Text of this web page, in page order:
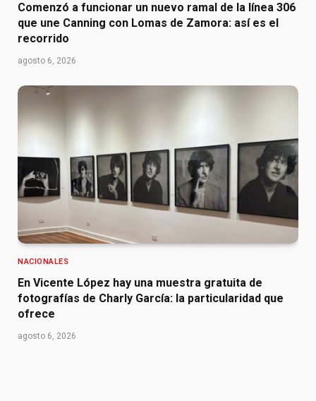
Comenzó a funcionar un nuevo ramal de la línea 306
que une Canning con Lomas de Zamora: así es el
recorrido
agosto 6, 2026
NACIONALES
En Vicente López hay una muestra gratuita de
fotografías de Charly García: la particularidad que
ofrece
agosto 6, 2026